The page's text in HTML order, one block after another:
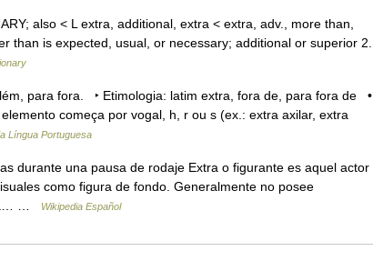
also < L extra, additional, extra < extra, adv., more than,
than is expected, usual, or necessary; additional or superior 2.
para fora. ‣ Etimologia: latim extra, fora de, para fora de •
começa por vogal, h, r ou s (ex.: extra axilar, extra
Língua Portuguesa
durante una pausa de rodaje Extra o figurante es aquel actor
como figura de fondo. Generalmente no posee
…
Wikipedia Español